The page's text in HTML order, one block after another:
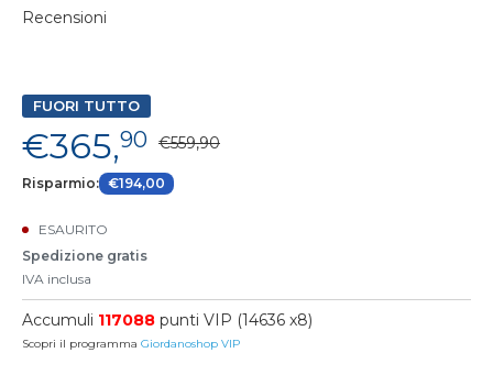
Recensioni
FUORI TUTTO
€365,90 €559,90
Risparmio: €194,00
ESAURITO
Spedizione gratis
IVA inclusa
Accumuli 117088 punti VIP (14636 x8)
Scopri il programma Giordanoshop VIP